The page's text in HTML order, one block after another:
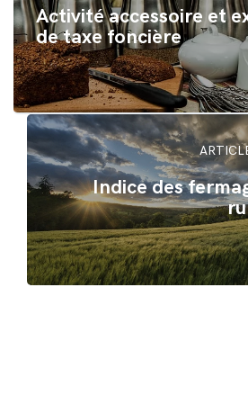
Activité accessoire et
de taxe foncière
Indice des